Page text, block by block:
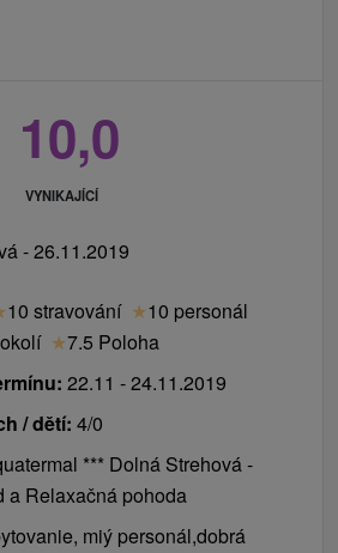
10,0
VYNIKAJÍCÍ
- 26.11.2019
10 stravování ★10 personál
★7.5 Poloha
22.11 - 24.11.2019
/ dětí: 4/0
*** Dolná Strehová -
a Relaxačná pohoda
miý personál,dobrá